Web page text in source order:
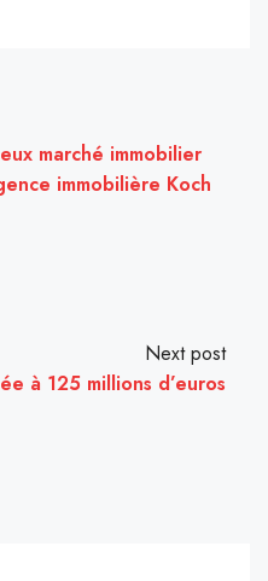
marché immobilier
immobilière Koch
Next post
à 125 millions d’euros